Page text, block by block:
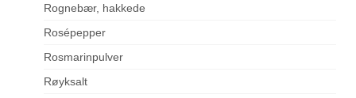
Rognebær, hakkede
Rosépepper
Rosmarinpulver
Røyksalt